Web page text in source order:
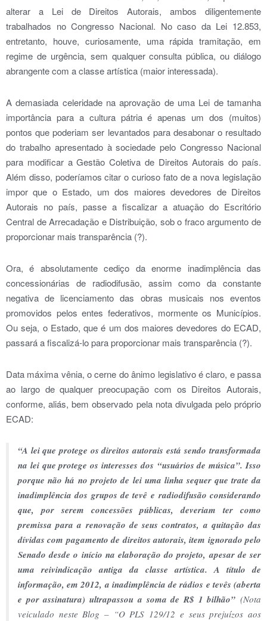
alterar a Lei de Direitos Autorais, ambos diligentemente
trabalhados no Congresso Nacional. No caso da Lei 12.853,
entretanto, houve, curiosamente, uma rápida tramitação, em
regime de urgência, sem qualquer consulta pública, ou diálogo
abrangente com a classe artística (maior interessada).
A demasiada celeridade na aprovação de uma Lei de tamanha
importância para a cultura pátria é apenas um dos (muitos)
pontos que poderiam ser levantados para desabonar o resultado
do trabalho apresentado à sociedade pelo Congresso Nacional
para modificar a Gestão Coletiva de Direitos Autorais do país.
Além disso, poderíamos citar o curioso fato de a nova legislação
impor que o Estado, um dos maiores devedores de Direitos
Autorais no país, passe a fiscalizar a atuação do Escritório
Central de Arrecadação e Distribuição, sob o fraco argumento de
proporcionar mais transparência (?).
Ora, é absolutamente cediço da enorme inadimplência das
concessionárias de radiodifusão, assim como da constante
negativa de licenciamento das obras musicais nos eventos
promovidos pelos entes federativos, mormente os Municípios.
Ou seja, o Estado, que é um dos maiores devedores do ECAD,
passará a fiscalizá-lo para proporcionar mais transparência (?).
Data máxima vênia, o cerne do ânimo legislativo é claro, e passa
ao largo de qualquer preocupação com os Direitos Autorais,
conforme, aliás, bem observado pela nota divulgada pelo próprio
ECAD:
“A lei que protege os direitos autorais está sendo transformada
na lei que protege os interesses dos “usuários de música”. Isso
porque não há no projeto de lei uma linha sequer que trate da
inadimplência dos grupos de tevê e radiodifusão considerando
que, por serem concessões públicas, deveriam ter como
premissa para a renovação de seus contratos, a quitação das
dívidas com pagamento de direitos autorais, item ignorado pelo
Senado desde o início na elaboração do projeto, apesar de ser
uma reivindicação antiga da classe artística. A título de
informação, em 2012, a inadimplência de rádios e tevês (aberta
e por assinatura) ultrapassou a soma de R$ 1 bilhão” (Nota
veiculado neste Blog – “O PLS 129/12 e seus prejuízos aos